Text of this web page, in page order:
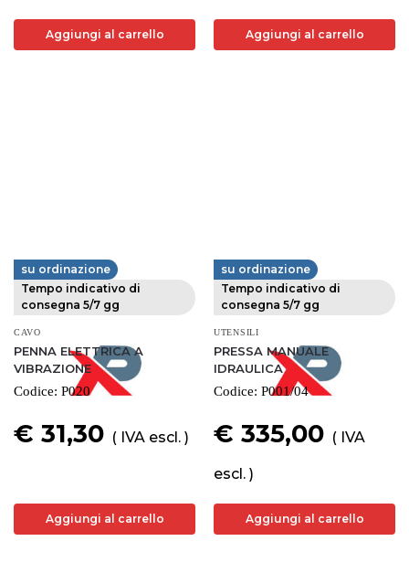
Aggiungi al carrello Aggiungi al carrello
FERVI
su ordinazione
Tempo indicativo di
consegna 5/7 gg
CAVO
PENNA ELETTRICA A
VIBRAZIONE
Codice: P020
€ 31,30 ( IVA escl. )
Aggiungi al carrello
FERVI
su ordinazione
Tempo indicativo di
consegna 5/7 gg
UTENSILI
PRESSA MANUALE
IDRAULICA
Codice: P001/04
€ 335,00 ( IVA
escl. )
Aggiungi al carrello